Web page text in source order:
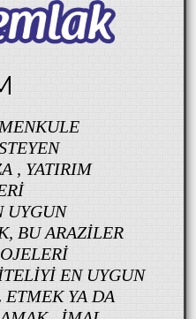
, YATIRIM
UYGUN
BU ARAZILER
EN UYGUN
YA DA